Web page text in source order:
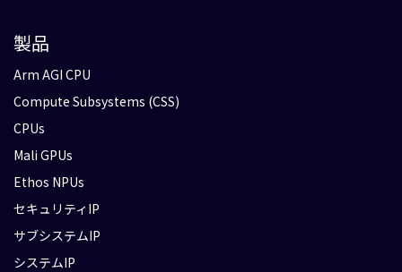
製品
Arm AGI CPU
Compute Subsystems (CSS)
CPUs
Mali GPUs
Ethos NPUs
セキュリティIP
サブシステムIP
システムIP